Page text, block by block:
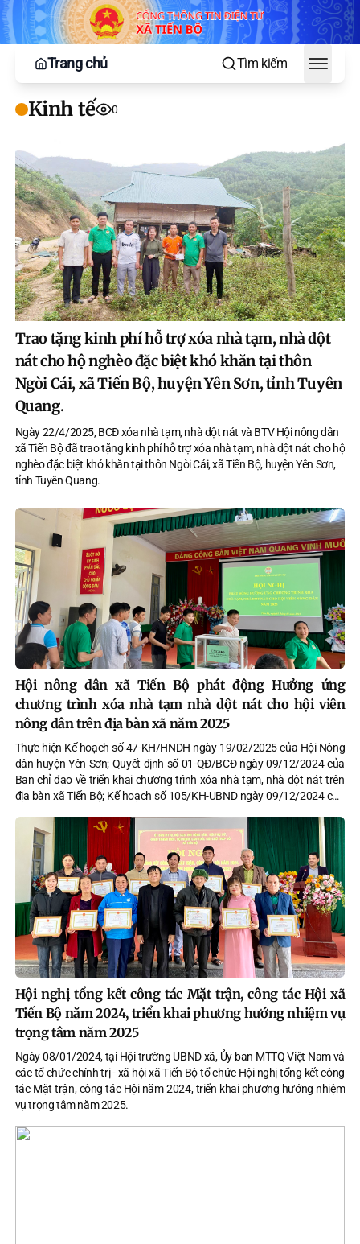
Trang chủ Tìm kiếm
Toggle
Kinh tế 0
Trao tặng kinh phí hỗ trợ xóa nhà tạm, nhà dột
nát cho hộ nghèo đặc biệt khó khăn tại thôn
Ngòi Cái, xã Tiến Bộ, huyện Yên Sơn, tỉnh Tuyên
Quang.
Ngày 22/4/2025, BCĐ xóa nhà tạm, nhà dột nát và BTV Hội nông dân
xã Tiến Bộ đã trao tặng kinh phí hỗ trợ xóa nhà tạm, nhà dột nát cho hộ
nghèo đặc biệt khó khăn tại thôn Ngòi Cái, xã Tiến Bộ, huyện Yên Sơn,
tỉnh Tuyên Quang.
Hội nông dân xã Tiến Bộ phát động Hưởng ứng
chương trình xóa nhà tạm nhà dột nát cho hội viên
nông dân trên địa bàn xã năm 2025
Thực hiện Kế hoạch số 47-KH/HNDH ngày 19/02/2025 của Hội Nông
dân huyện Yên Sơn; Quyết định số 01-QĐ/BCĐ ngày 09/12/2024 của
Ban chỉ đạo về triển khai chương trình xóa nhà tạm, nhà dột nát trên
địa bàn xã Tiến Bộ; Kế hoạch số 105/KH-UBND ngày 09/12/2024 của
nhà dột nát năm 2024, 2025 trên địa bàn xã Tiến Bộ. Chiều ngày
05/3/2025, tại nhà văn hóa UBND xã Tiến Bộ, Hội nông dân xã đã tổ
chức Chương trình phát động ủng hộ xóa nhà tạm, nhà dột nát cho hội
viên nông dân trên địa bàn xã năm 2025.
Hội nghị tổng kết công tác Mặt trận, công tác Hội xã
Tiến Bộ năm 2024, triển khai phương hướng nhiệm vụ
trọng tâm năm 2025
Ngày 08/01/2024, tại Hội trường UBND xã, Ủy ban MTTQ Việt Nam và
các tổ chức chính trị - xã hội xã Tiến Bộ tổ chức Hội nghị tổng kết công
tác Mặt trận, công tác Hội năm 2024, triển khai phương hướng nhiệm
vụ trọng tâm năm 2025.